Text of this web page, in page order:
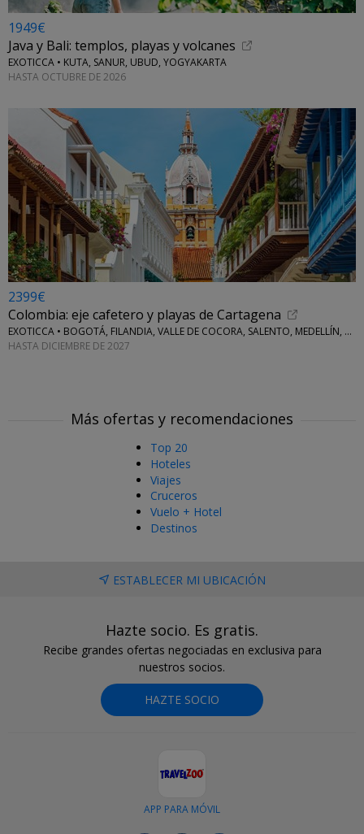
1949€
Java y Bali: templos, playas y volcanes
EXOTICCA • KUTA, SANUR, UBUD, YOGYAKARTA
HASTA OCTUBRE DE 2026
2399€
Colombia: eje cafetero y playas de Cartagena
EXOTICCA • BOGOTÁ, FILANDIA, VALLE DE COCORA, SALENTO, MEDELLÍN, CARTAGENA DE INDIAS E ISLAS DEL ROSARIO
HASTA DICIEMBRE DE 2027
Más ofertas y recomendaciones
Top 20
Hoteles
Viajes
Cruceros
Vuelo + Hotel
Destinos
ESTABLECER MI UBICACIÓN
Hazte socio. Es gratis.
Recibe grandes ofertas negociadas en exclusiva para
nuestros socios.
HAZTE SOCIO
APP PARA MÓVIL